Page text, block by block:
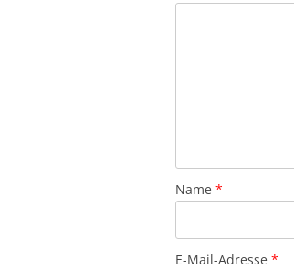
Name *
E-Mail-Adresse *